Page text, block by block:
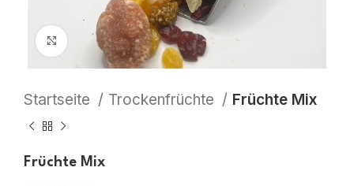
Click to enlarge
Startseite Trockenfrüchte Früchte Mix
Früchte Mix